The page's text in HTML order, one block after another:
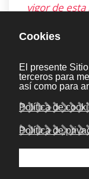
vigor de
dichos
no
Para
en marcha
de
se